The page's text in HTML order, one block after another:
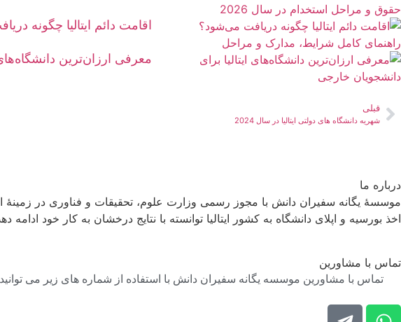
اقامت دائم ایتالیا چگونه
معرفی ارزان‌ترین
قبلی
شهریه دانشگاه های دولتی ایتالیا در سال 2024
درباره ما
موسسۀ یگانه سفیران دانش با مجوز رسمی وزارت علوم، تحقیقات و فناوری در زمینۀ
اخذ بورسیه و اپلای دانشگاه به کشور ایتالیا توانسته با نتایج درخشان به کار خود ادامه
تماس با مشاورین
تماس با مشاورین موسسه یگانه سفیران دانش با استفاده از شماره های زیر می